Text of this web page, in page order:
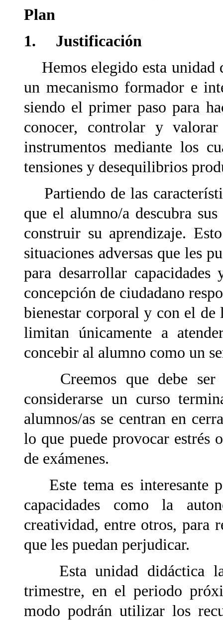
Plan
1. Justificación
Hemos elegido esta unidad
un mecanismo formador e
siendo el primer paso para
conocer, controlar y
instrumentos mediante los
tensiones y desequilibrios
Partiendo de las
que el alumno/a descubra
construir su aprendizaje.
situaciones adversas que les
para desarrollar
concepción de ciudadano
bienestar corporal y con el de
limitan únicamente a
concebir al alumno como un
Creemos que debe ser
considerarse un curso
alumnos/as se centran en
lo que puede provocar estrés
de exámenes.
Este tema es interesante
capacidades como la
creatividad, entre otros, para
que les puedan perjudicar.
Esta unidad didáctica la
trimestre, en el periodo
modo podrán utilizar los